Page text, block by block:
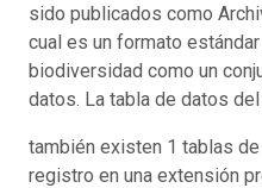
sido publicados como
cual es un formato
biodiversidad como un
datos. La tabla de datos
también existen 1 tablas
registro en una extensión